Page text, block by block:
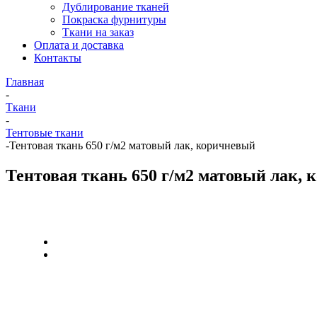
Дублирование тканей
Покраска фурнитуры
Ткани на заказ
Оплата и доставка
Контакты
Главная
-
Ткани
-
Тентовые ткани
-Тентовая ткань 650 г/м2 матовый лак, коричневый
Тентовая ткань 650 г/м2 матовый лак,